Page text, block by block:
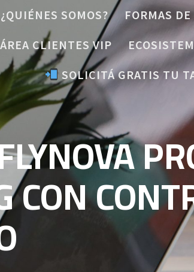
¿QUIÉNES SOMOS? FORMAS DE
ÁREA CLIENTES VIP
SOLICITÁ GRATIS TU